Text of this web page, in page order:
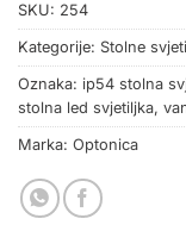
SKU: 254
Kategorije: Stolne
Oznaka: ip54 stolna
stolna led svjetiljka,
Marka: Optonica